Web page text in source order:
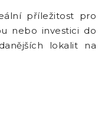
příležitost pro
nebo investici do
lokalit na